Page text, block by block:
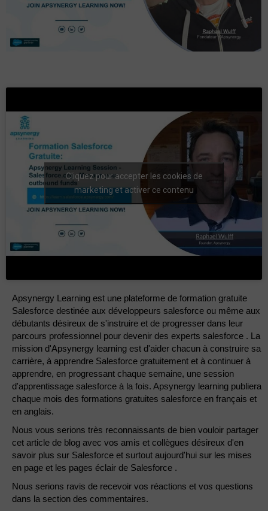
Cliquez pour accepter les cookies de
marketing et activer ce contenu
Apsynergy Learning est une plateforme de formation gratuite
Salesforce destinée aux développeurs salesforce ou même aux
débutants désireux de s'instruire et de progresser dans leur
parcours professionnel pour devenir des experts salesforce . La
mission d'Apsynergy learning est d'aider chacun à construire sa
carrière, à apprendre Salesforce gratuitement et à continuer à
apprendre, en progressant chaque semaine, une session
d'apprentissage salesforce à la fois. Apsynergy learning publiera
chaque mois des formations gratuites salesforce en français et
en anglais.
Nous vous serions très reconnaissants de bien vouloir partager
cet article de blog avec vos amis et collègues désireux d'en
savoir plus sur Salesforce et surtout aujourd'hui sur les mises
en page et les pages éclair de Salesforce .
Nous serions ravis de recevoir vos réactions et vos questions
dans la section des commentaires.